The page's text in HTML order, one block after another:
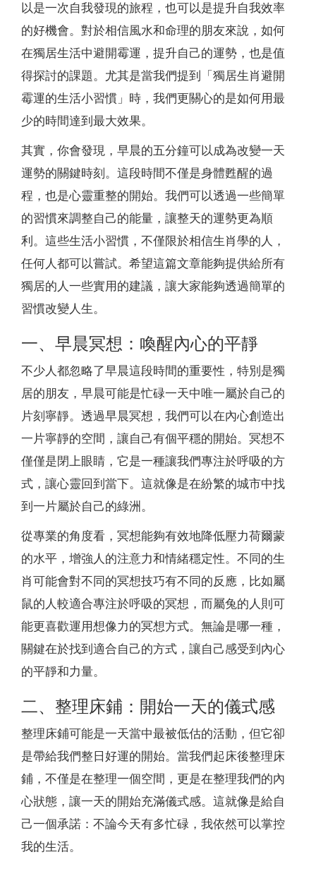
以是一次自我發現的旅程，也可以是提升自我效率
的好機會。對於相信風水和命理的朋友來說，如何
在獨居生活中避開霉運，提升自己的運勢，也是值
得探討的課題。尤其是當我們提到「獨居生肖避開
霉運的生活小習慣」時，我們更關心的是如何用最
少的時間達到最大效果。
其實，你會發現，早晨的五分鐘可以成為改變一天
運勢的關鍵時刻。這段時間不僅是身體甦醒的過
程，也是心靈重整的開始。我們可以透過一些簡單
的習慣來調整自己的能量，讓整天的運勢更為順
利。這些生活小習慣，不僅限於相信生肖學的人，
任何人都可以嘗試。希望這篇文章能夠提供給所有
獨居的人一些實用的建議，讓大家能夠透過簡單的
習慣改變人生。
一、早晨冥想：喚醒內心的平靜
不少人都忽略了早晨這段時間的重要性，特別是獨
居的朋友，早晨可能是忙碌一天中唯一屬於自己的
片刻寧靜。透過早晨冥想，我們可以在內心創造出
一片寧靜的空間，讓自己有個平穩的開始。冥想不
僅僅是閉上眼睛，它是一種讓我們專注於呼吸的方
式，讓心靈回到當下。這就像是在紛繁的城市中找
到一片屬於自己的綠洲。
從專業的角度看，冥想能夠有效地降低壓力荷爾蒙
的水平，增強人的注意力和情緒穩定性。不同的生
肖可能會對不同的冥想技巧有不同的反應，比如屬
鼠的人較適合專注於呼吸的冥想，而屬兔的人則可
能更喜歡運用想像力的冥想方式。無論是哪一種，
關鍵在於找到適合自己的方式，讓自己感受到內心
的平靜和力量。
二、整理床鋪：開始一天的儀式感
整理床鋪可能是一天當中最被低估的活動，但它卻
是帶給我們整日好運的開始。當我們起床後整理床
鋪，不僅是在整理一個空間，更是在整理我們的內
心狀態，讓一天的開始充滿儀式感。這就像是給自
己一個承諾：不論今天有多忙碌，我依然可以掌控
我的生活。